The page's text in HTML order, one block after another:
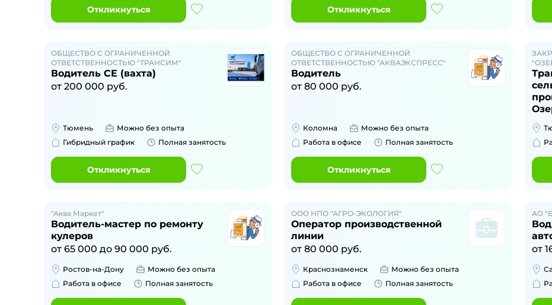
Откликнуться Откликнуться
ОБЩЕСТВО С ОГРАНИЧЕННОЙ
ОТВЕТСТВЕННОСТЬЮ "ТРАНСИМ"
Водитель СЕ (вахта)
от 200 000 руб.
Тюмень
Можно без опыта
Гибридный график
Полная занятость
Откликнуться
ОБЩЕСТВО С ОГРАНИЧЕННОЙ
ОТВЕТСТВЕННОСТЬЮ "АКВАЭКСПРЕСС"
Водитель
от80 000 руб.
Коломна
Можно без опыта
Работа в офисе
Полная занятость
Откликнуться
"Аква Маркет"
Водитель-мастер по ремонту
кулеров
от 65 000 до 90 000 руб.
Ростов-на-Дону
Можно без опыта
Работа в офисе
Полная занятость
ООО НПО "АГРО-ЭКОЛОГИЯ"
Оператор производственной
линии
от80 000 руб.
Краснознаменск
Можно без опыта
Работа в офисе
Полная занятость
АО
от